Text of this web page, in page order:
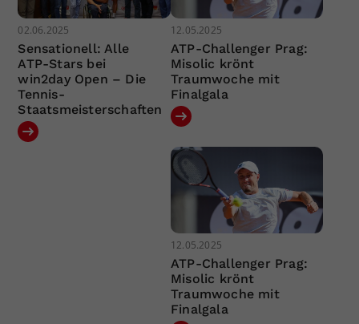
02.06.2025
Sensationell: Alle
ATP-Stars bei
win2day Open – Die
Tennis-
Staatsmeisterschaften
12.05.2025
ATP-Challenger Prag:
Misolic krönt
Traumwoche mit
Finalgala
12.05.2025
ATP-Challenger Prag:
Misolic krönt
Traumwoche mit
Finalgala